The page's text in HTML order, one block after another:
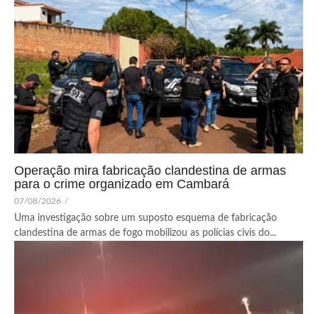
Operação mira fabricação clandestina de armas
para o crime organizado em Cambará
07/08/2026 /
Uma investigação sobre um suposto esquema de fabricação
clandestina de armas de fogo mobilizou as polícias civis do...